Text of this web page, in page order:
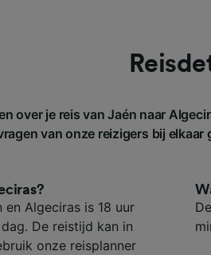
over je reis van Jaén naar
van onze reizigers bij elkaar
Algeciras is 18 uur
De reistijd kan in
onze reisplanner